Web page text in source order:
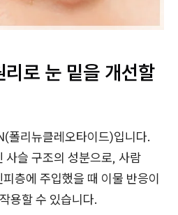
로 눈 밑을 개선할
폴리뉴클레오타이드)입니다.
슬 구조의 성분으로, 사람
층에 주입했을 때 이물 반응이
용할 수 있습니다.